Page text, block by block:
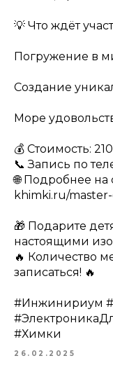
💡 Что ждёт
Погружение в
Создание
Море
💰 Стоимость:
📞 Запись по
🌐 Подробнее на
khimki.ru/master-
🎁 Подарите
настоящими
🔥 Количество
записаться! 🔥
#Инжинириум
#Химки
26.02.2025